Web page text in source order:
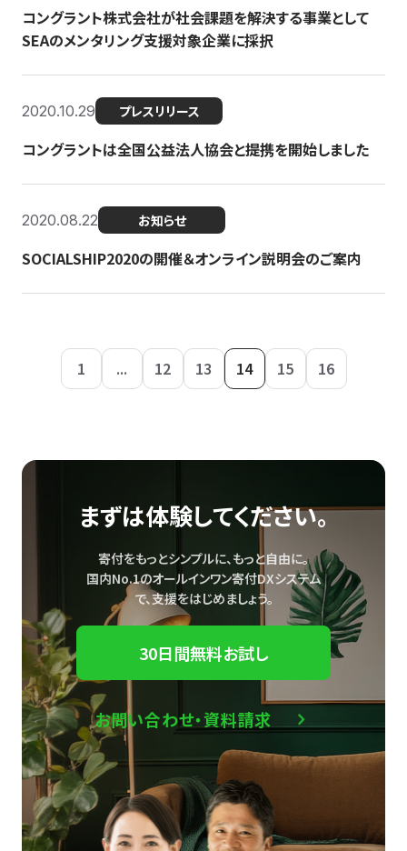
コングラント株式会社が社会課題を解決する事業として
SEAのメンタリング支援対象企業に採択
2020.10.29 プレスリリース
コングラントは全国公益法人協会と提携を開始しました
2020.08.22 お知らせ
SOCIALSHIP2020の開催＆オンライン説明会のご案内
1 ... 12 13 14 15 16
まずは体験してください。
寄付をもっとシンプルに、もっと自由に。
国内No.1のオールインワン寄付DXシステム
で、支援をはじめましょう。
30日間無料お試し
お問い合わせ・資料請求